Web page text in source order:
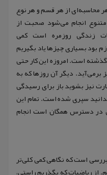
محاسبه‌‌ای از هر قسم و هر نوع
انجام می‌شود صحبت از
زندگی روزمره است کمی
بود بسیاری چیزها یاد بگیریم
است‌‌. امروزه این کار حتی
دیگر آن روز‌‌ها که به
نیز بشوید باز برای رسیدگی
سپری شده است. تمام این
در دسترس همگان است انجام
است که نگاهی کمی کلی‌‌تر